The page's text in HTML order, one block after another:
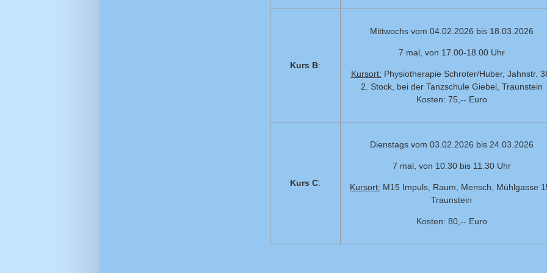
Kurs B:
Mittwochs vom 04.02.2026 bis 18.03.2026
7 mal, von 17.00-18.00 Uhr
Kursort: Physiotherapie Schroter/Huber, Jahnstr.
2. Stock, bei der Tanzschule Giebel, Traunstein
Kosten: 75,-- Euro
Kurs C:
Dienstags vom 03.02.2026 bis 24.03.2026
7 mal, von 10.30 bis 11.30 Uhr
Kursort: M15 Impuls, Raum, Mensch, Mühlgasse
Traunstein
Kosten: 80,-- Euro